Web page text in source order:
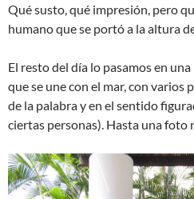
Qué susto, qué impresión, pero
humano que se portó a la altura
El resto del día lo pasamos en
que se une con el mar, con varios
de la palabra y en el sentido
ciertas personas). Hasta una foto